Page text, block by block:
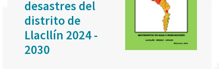
desastres del
distrito de
Llacllín 2024 -
2030